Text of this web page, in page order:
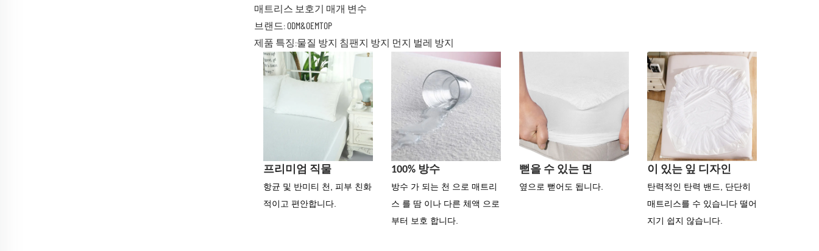
매트리스 보호기 매개 변수
브랜드: ODM&OEMTOP
제품 특징:물질 방지 침팬지 방지 먼지 벌레 방지
프리미엄 직물
항균 및 반미티 천, 피부 친화
적이고 편안합니다.
100% 방수
방수 가 되는 천 으로 매트리
스 를 땀 이나 다른 체액 으로
부터 보호 합니다.
뻗을 수 있는 면
옆으로 뻗어도 됩니다.
이 있는 잎 디자인
탄력적인 탄력 밴드, 단단히
매트리스를 수 있습니다 떨어
지기 쉽지 않습니다.